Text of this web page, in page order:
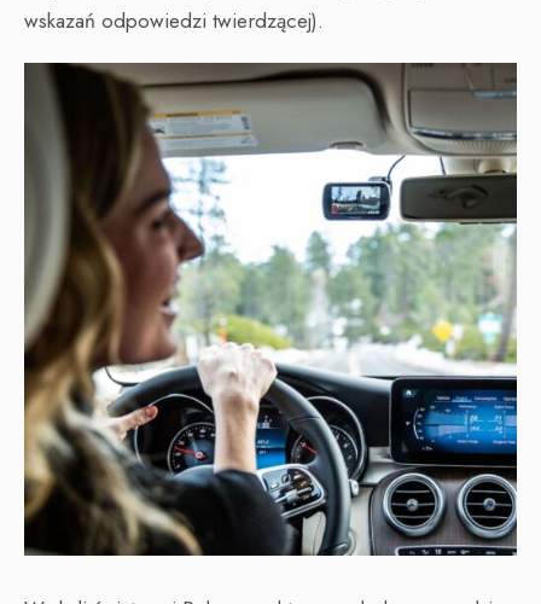
wskazań odpowiedzi twierdzącej).